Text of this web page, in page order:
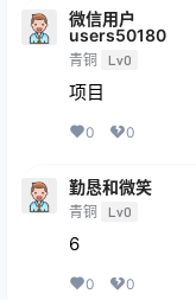
微信用户
users50180
青铜 Lv0
项目
0 0
勤恳和微笑
青铜 Lv0
6
0 0